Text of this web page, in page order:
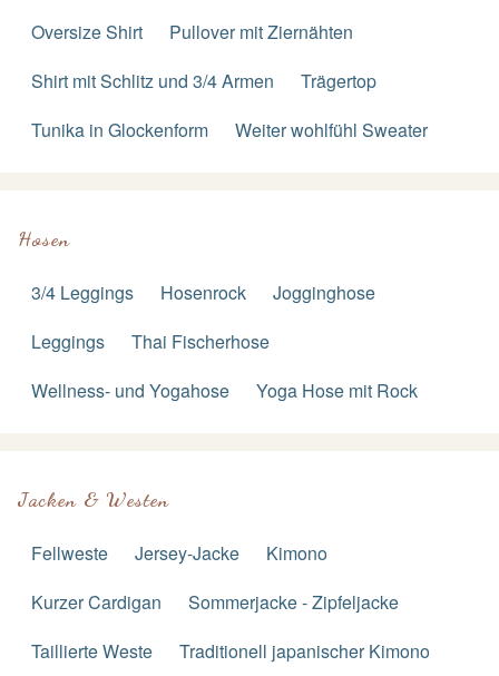
Oversize Shirt
Pullover mit Ziernähten
Shirt mit Schlitz und 3/4 Armen
Trägertop
Tunika in Glockenform
Weiter wohlfühl Sweater
Hosen
3/4 Leggings Hosenrock
Jogginghose
Leggings
Thai Fischerhose
Wellness- und Yogahose
Yoga Hose mit Rock
Jacken & Westen
Fellweste Jersey-Jacke
Kimono
Kurzer Cardigan
Sommerjacke - Zipfeljacke
Taillierte Weste
Traditionell japanischer Kimono